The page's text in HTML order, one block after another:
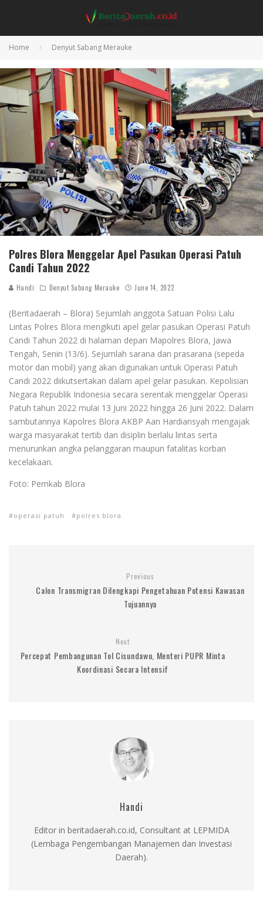
Home Denyut Sabang Merauke
Polres Blora Menggelar Apel Pasukan Operasi Patuh
Candi Tahun 2022
Handi Denyut Sabang Merauke June 14, 2022
(Beritadaerah – Blora) Sejumlah anggota Satuan Polisi Lalu
Lintas Polres Blora mengikuti apel gelar pasukan Operasi Patuh
Candi Tahun 2022 di halaman depan Mapolres Blora, Jawa
Tengah, Senin (13/6). Sejumlah sarana dan prasarana (sepeda
motor dan mobil) yang akan digunakan untuk Operasi Patuh
Candi 2022 diikutsertakan dalam apel gelar pasukan. Kepolisian
Negara Republik Indonesia secara serentak menggelar Operasi
Patuh tahun 2022 mulai 13 Juni 2022 hingga 26 Juni 2022. Dalam
sambutannya Kapolres Blora AKBP Aan Hardiansyah mengajak
warga masyarakat tertib dan disiplin berlalu lintas serta
menurunkan angka pelanggaran maupun fatalitas korban
kecelakaan.
Foto: Pemkab Blora
operasi patuh polres blora
Previous
Calon Transmigran Dilengkapi Pengetahuan Potensi Kawasan
Tujuannya
Next
Percepat Pembangunan Tol Cisundawu, Menteri PUPR Minta
Koordinasi Secara Intensif
Handi
Editor in beritadaerah.co.id, Consultant at LEPMIDA
(Lembaga Pengembangan Manajemen dan Investasi
Daerah).